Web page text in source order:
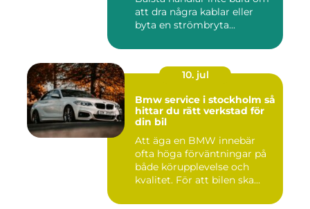
att dra några kablar eller
byta en strömbryta...
10. jul
Bmw service i stockholm så
hittar du rätt verkstad för
din bil
Att äga en BMW innebär
ofta höga förväntningar på
både körupplevelse och
kvalitet. För att bilen ska...